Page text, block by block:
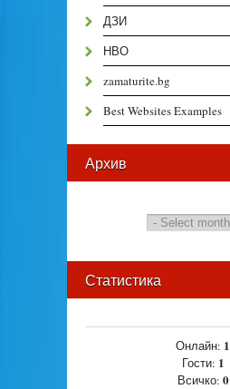
ДЗИ
НВО
zamaturite.bg
Best Websites Examples
Архив
Статистика
Онлайн: 1
Гости: 1
Всичко: 0